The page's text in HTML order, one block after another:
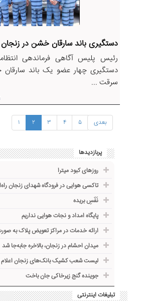
دستگیری باند سارقان خشن در زنجان
رئیس پلیس آگاهی فرماندهی
دستگیری چهار عضو یک باند سارقان
سرقت ...
۱ ۲ ۳ ۴ ۵ بعدی
پربازدیدها
روزهای کبود میترا
تاکسی هوایی در فرودگاه شهدای زنجان
نَفَسِ بریده
پایگاه امداد و نجات هوایی نداریم
ارائه خدمات در مراکز تعویض پلاک به
میدان احشام در زنجان، بالاخره جا‌به‌جا شد
لیست شعب کشیک بانک‌های زنجان
جوینده گنج زیرخاکی جان باخت
تبلیغات اینترنتی